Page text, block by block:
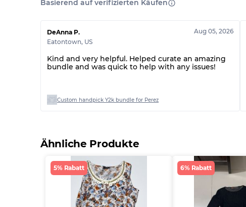
Basierend auf verifizierten Käufen
DeAnna P.
Eatontown, US
Aug 05, 2026
Kind and very helpful. Helped curate an amazing
bundle and was quick to help with any issues!
Custom handpick Y2k bundle for Perez
Ähnliche Produkte
5% Rabatt 6% Rabatt